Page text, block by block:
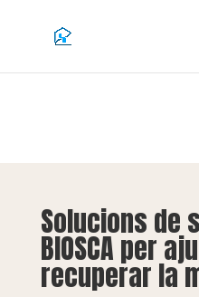
Solucions de
BIOSCA per
recuperar la